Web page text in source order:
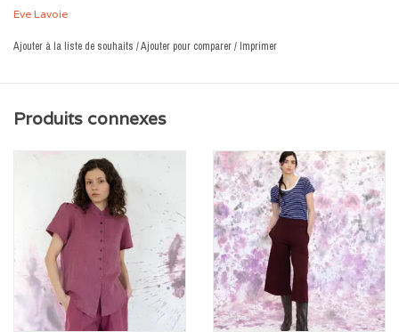
MATIÈRE :
suspendre pour sécher.
Fait à Montréal.
Eve Lavoie
Ajouter à la liste de souhaits /Ajouter pour comparer/ Imprimer
Produits connexes